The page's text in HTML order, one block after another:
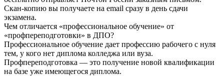
Скан-копию вы получаете на email сразу в день сдачи
экзамена.
Чем отличается «профессиональное обучение» от
«профпереподготовки» в ДПО?
Профессиональное обучение дает профессию рабочего с нуля
тем, у кого нет диплома колледжа или вуза.
Профпереподготовка — это получение новой квалификации
на базе уже имеющегося диплома.